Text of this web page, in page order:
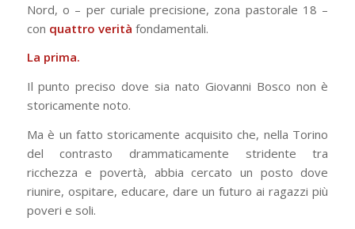
Nord, o – per curiale precisione, zona pastorale 18 –
con quattro verità fondamentali.
La prima.
Il punto preciso dove sia nato Giovanni Bosco non è
storicamente noto.
Ma è un fatto storicamente acquisito che, nella Torino
del contrasto drammaticamente stridente tra
ricchezza e povertà, abbia cercato un posto dove
riunire, ospitare, educare, dare un futuro ai ragazzi più
poveri e soli.